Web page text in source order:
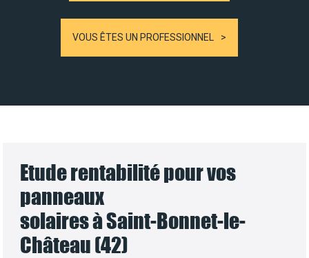
VOUS ÊTES UN PROFESSIONNEL
Etude rentabilité pour vos
panneaux
solaires à Saint-Bonnet-le-
Château (42)